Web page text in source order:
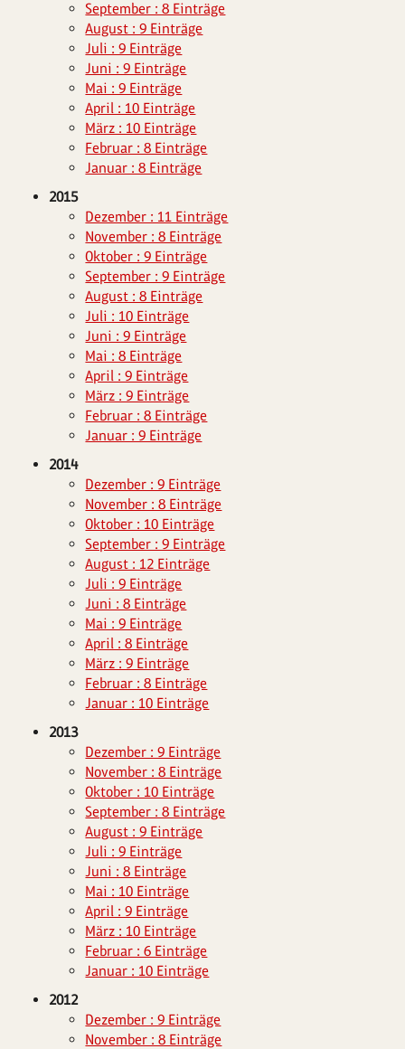
September : 8 Einträge
August : 9 Einträge
Juli : 9 Einträge
Juni : 9 Einträge
Mai : 9 Einträge
April : 10 Einträge
März : 10 Einträge
Februar : 8 Einträge
Januar : 8 Einträge
2015
Dezember : 11 Einträge
November : 8 Einträge
Oktober : 9 Einträge
September : 9 Einträge
August : 8 Einträge
Juli : 10 Einträge
Juni : 9 Einträge
Mai : 8 Einträge
April : 9 Einträge
März : 9 Einträge
Februar : 8 Einträge
Januar : 9 Einträge
2014
Dezember : 9 Einträge
November : 8 Einträge
Oktober : 10 Einträge
September : 9 Einträge
August : 12 Einträge
Juli : 9 Einträge
Juni : 8 Einträge
Mai : 9 Einträge
April : 8 Einträge
März : 9 Einträge
Februar : 8 Einträge
Januar : 10 Einträge
2013
Dezember : 9 Einträge
November : 8 Einträge
Oktober : 10 Einträge
September : 8 Einträge
August : 9 Einträge
Juli : 9 Einträge
Juni : 8 Einträge
Mai : 10 Einträge
April : 9 Einträge
März : 10 Einträge
Februar : 6 Einträge
Januar : 10 Einträge
2012
Dezember : 9 Einträge
November : 8 Einträge